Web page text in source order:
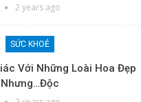
2 years ago
SỨC KHOẺ
Với Những Loài Hoa Đẹp
Nhưng…độc